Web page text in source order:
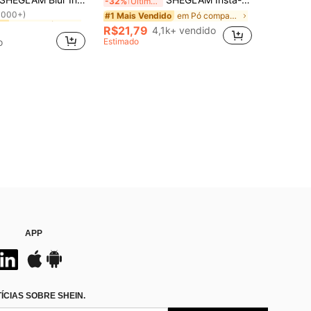
em Translúcido Pó
#1 Mais Vendido em Pó compactado Pó
R$21,79 4,1k+ vendido
Estimado
APP
SOBRE SHEIN.